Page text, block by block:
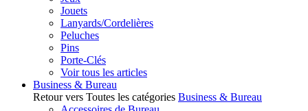
Jouets
Lanyards/Cordelières
Peluches
Pins
Porte-Clés
Voir tous les articles
Business & Bureau
Retour vers Toutes les catégories Business & Bureau